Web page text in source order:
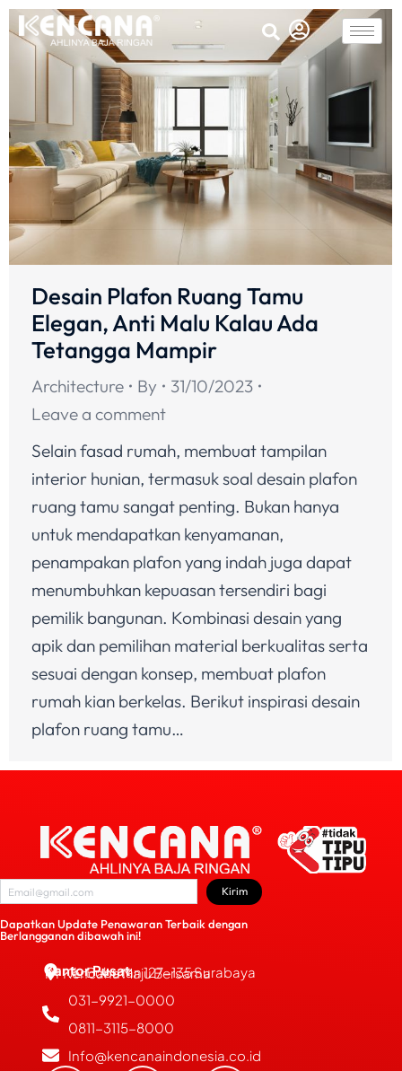
Desain Plafon Ruang Tamu
Elegan, Anti Malu Kalau Ada
Tetangga Mampir
Architecture By
31/10/2023
Leave a comment
Selain fasad rumah, membuat tampilan
interior hunian, termasuk soal desain plafon
ruang tamu sangat penting. Bukan hanya
untuk mendapatkan kenyamanan,
penampakan plafon yang indah juga dapat
menumbuhkan kepuasan tersendiri bagi
pemilik bangunan. Kombinasi desain yang
apik dan pemilihan material berkualitas serta
sesuai dengan konsep, membuat plafon
rumah kian berkelas. Berikut inspirasi desain
plafon ruang tamu…
Dapatkan Update Penawaran Terbaik dengan
Berlangganan dibawah ini!
Kirim
Kantor Pusat
PT Kencana Maju Bersama
JL. Bubutan 127-135 Surabaya
031-9921-0000
0811-3115-8000
Info@kencanaindonesia.co.id